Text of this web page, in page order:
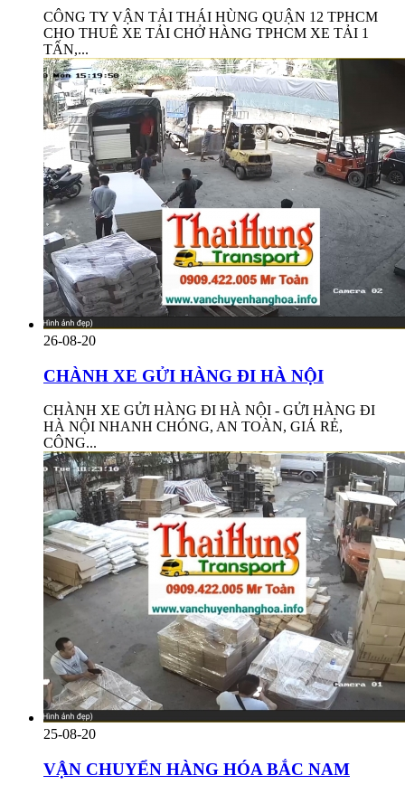
CÔNG TY VẬN TẢI THÁI HÙNG QUẬN 12 TPHCM
CHO THUÊ XE TẢI CHỞ HÀNG TPHCM XE TẢI 1
TẤN,...
26-08-20
CHÀNH XE GỬI HÀNG ĐI HÀ NỘI
CHÀNH XE GỬI HÀNG ĐI HÀ NỘI - GỬI HÀNG ĐI
HÀ NỘI NHANH CHÓNG, AN TOÀN, GIÁ RẺ,
CÔNG...
25-08-20
VẬN CHUYỂN HÀNG HÓA BẮC NAM